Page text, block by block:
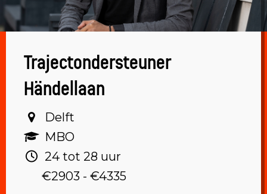
Trajectondersteuner
Händellaan
Delft‎
MBO ‎
24 tot 28 uur ‎
€2903 - €4335